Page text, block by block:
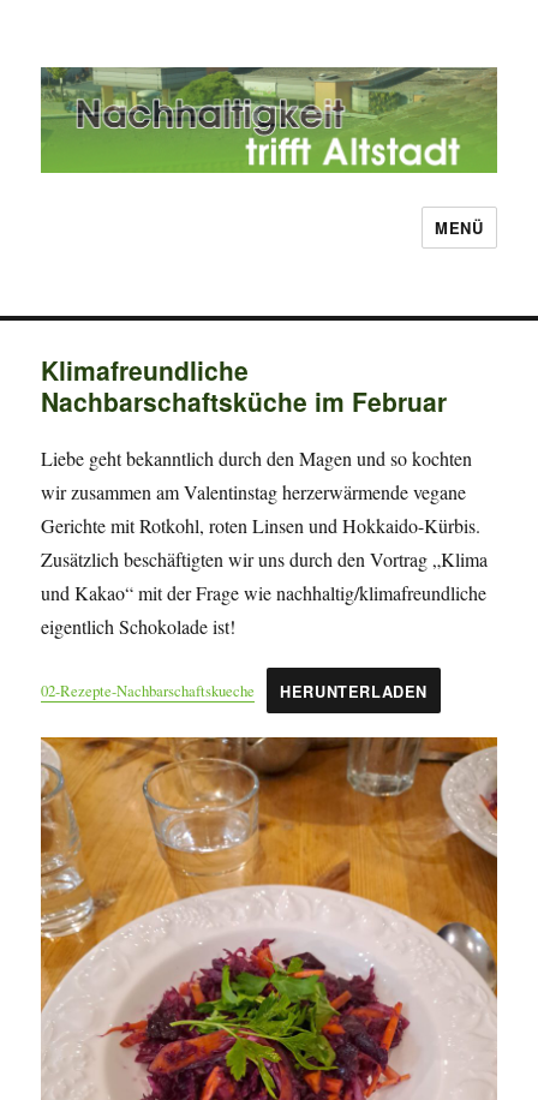
MENÜ
Klimafreundliche
Nachbarschaftsküche im Februar
Liebe geht bekanntlich durch den Magen und so kochten
wir zusammen am Valentinstag herzerwärmende vegane
Gerichte mit Rotkohl, roten Linsen und Hokkaido-Kürbis.
Zusätzlich beschäftigten wir uns durch den Vortrag „Klima
und Kakao“ mit der Frage wie nachhaltig/klimafreundliche
eigentlich Schokolade ist!
02-Rezepte-Nachbarschaftskueche HERUNTERLADEN